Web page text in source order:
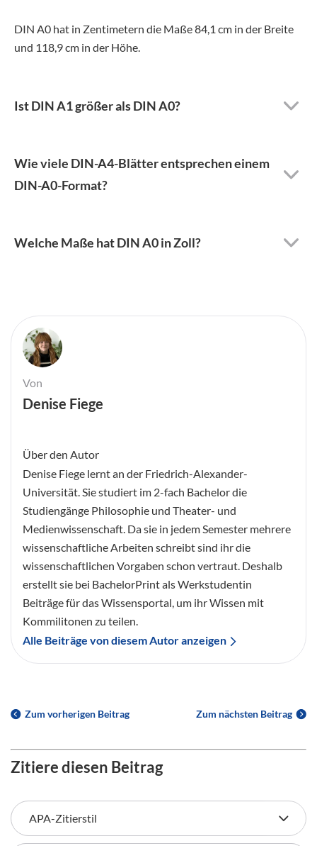
DIN A0 hat in Zentimetern die Maße 84,1 cm in der Breite
und 118,9 cm in der Höhe.
Ist DIN A1 größer als DIN A0?
Wie viele DIN-A4-Blätter entsprechen einem
DIN-A0-Format?
Welche Maße hat DIN A0 in Zoll?
Von
Denise Fiege
Über den Autor
Denise Fiege lernt an der Friedrich-Alexander-
Universität. Sie studiert im 2-fach Bachelor die
Studiengänge Philosophie und Theater- und
Medienwissenschaft. Da sie in jedem Semester mehrere
wissenschaftliche Arbeiten schreibt sind ihr die
wissenschaftlichen Vorgaben schon vertraut. Deshalb
erstellt sie bei BachelorPrint als Werkstudentin
Beiträge für das Wissensportal, um ihr Wissen mit
Kommilitonen zu teilen.
Alle Beiträge von diesem Autor anzeigen
Zum vorherigen Beitrag Zum nächsten Beitrag
Zitiere diesen Beitrag